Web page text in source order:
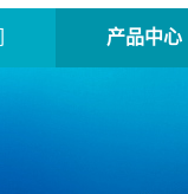
产品中心